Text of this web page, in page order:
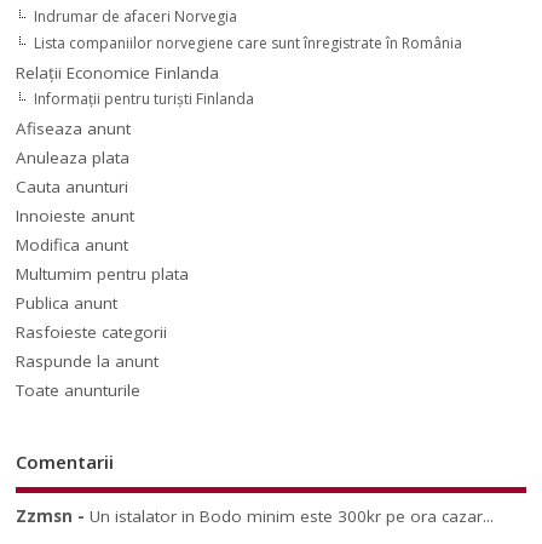
Indrumar de afaceri Norvegia
Lista companiilor norvegiene care sunt înregistrate în România
Relaţii Economice Finlanda
Informaţii pentru turişti Finlanda
Afiseaza anunt
Anuleaza plata
Cauta anunturi
Innoieste anunt
Modifica anunt
Multumim pentru plata
Publica anunt
Rasfoieste categorii
Raspunde la anunt
Toate anunturile
Comentarii
Zzmsn -Un istalator in Bodo minim este 300kr pe ora cazar...